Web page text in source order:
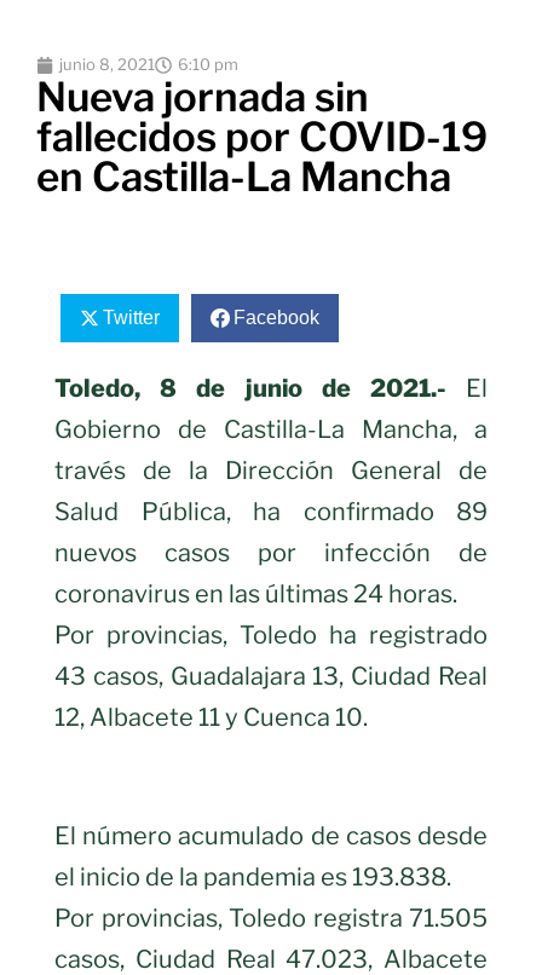
junio 8, 2021 6:10 pm
Nueva jornada sin
fallecidos por COVID-19
en Castilla-La Mancha
Twitter Facebook
Toledo, 8 de junio de 2021.- El
Gobierno de Castilla-La Mancha, a
través de la Dirección General de
Salud Pública, ha confirmado 89
nuevos casos por infección de
coronavirus en las últimas 24 horas.
Por provincias, Toledo ha registrado
43 casos, Guadalajara 13, Ciudad Real
12, Albacete 11 y Cuenca 10.
El número acumulado de casos desde
el inicio de la pandemia es 193.838.
Por provincias, Toledo registra 71.505
casos, Ciudad Real 47.023, Albacete